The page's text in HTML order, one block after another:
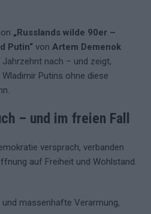
„Russlands wilde 90er –
Putin“ von Artem Demenok
nach – und zeigt,
Putins ohne diese
– und im freien Fall
versprach, verbanden
auf Freiheit und Wohlstand.
massenhafte Verarmung,